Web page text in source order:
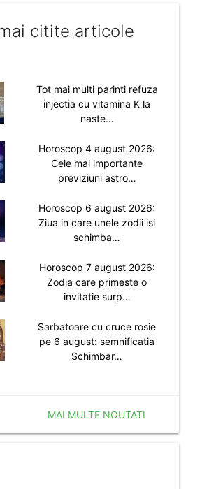
citite articole
Tot mai multi parinti refuza
injectia cu vitamina K la
naste…
Horoscop 4 august 2026:
Cele mai importante
previziuni astro…
Horoscop 6 august 2026:
Ziua in care unele zodii isi
schimba…
Horoscop 7 august 2026:
Zodia care primeste o
invitatie surp…
Sarbatoare cu cruce rosie
pe 6 august: semnificatia
Schimbar…
MAI MULTE NOUTATI